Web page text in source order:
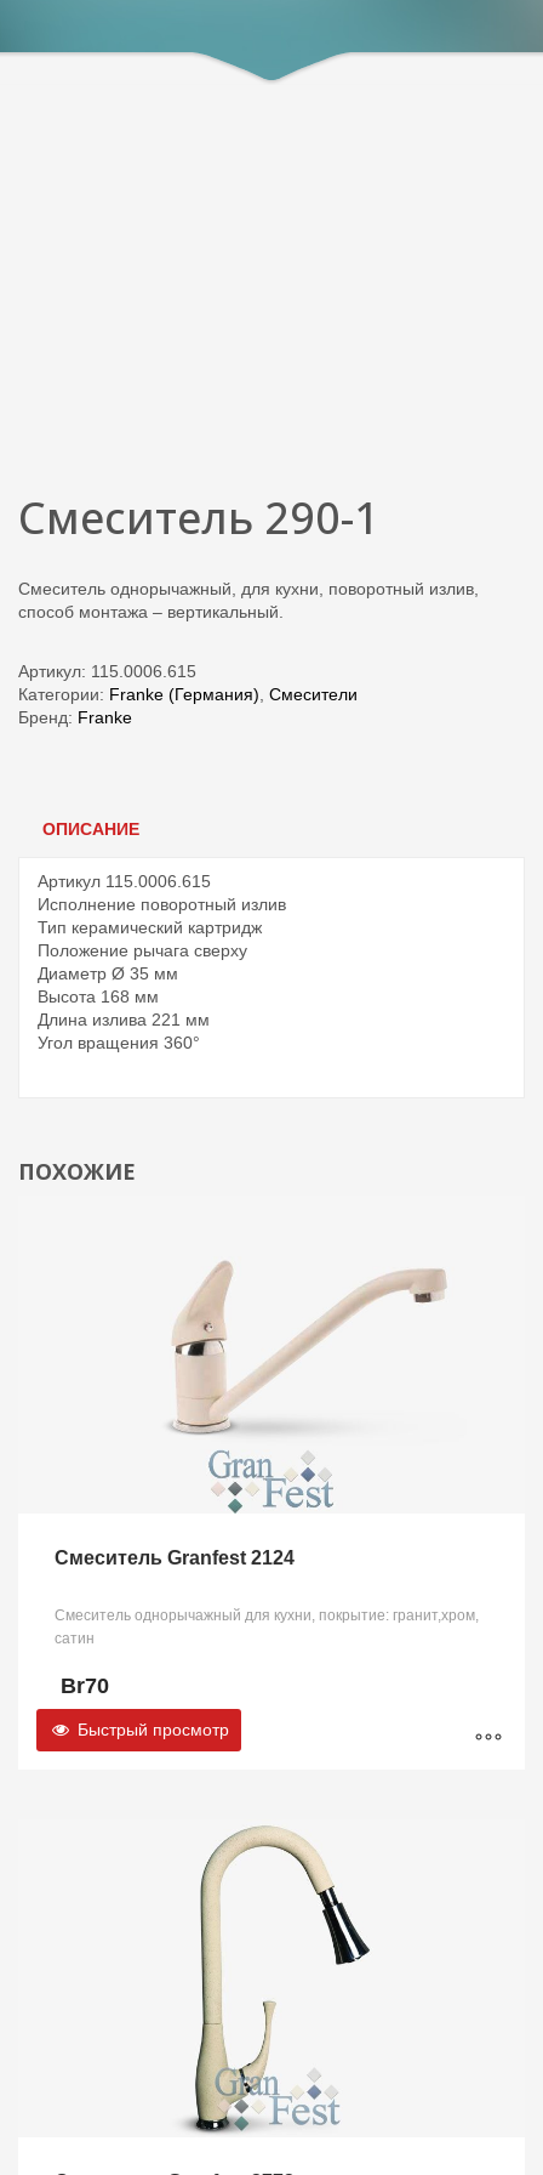
Смеситель 290-1
Смеситель однорычажный, для кухни, поворотный излив,
способ монтажа – вертикальный.
Артикул: 115.0006.615
Категории: Franke (Германия), Смесители
Бренд: Franke
ОПИСАНИЕ
Артикул 115.0006.615
Исполнение поворотный излив
Тип керамический картридж
Положение рычага сверху
Диаметр Ø 35 мм
Высота 168 мм
Длина излива 221 мм
Угол вращения 360°
ПОХОЖИЕ
Смеситель Granfest 2124
Смеситель однорычажный для кухни, покрытие: гранит,хром,
сатин
Br70
Быстрый просмотр